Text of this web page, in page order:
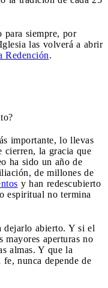
para siempre, por
las volverá a abrir
Redención.
importante, lo llevas
cierren, la gracia que
ha sido un año de
de millones de
y han redescubierto
espiritual no termina
dejarlo abierto. Y si el
mayores aperturas no
almas. Y que la
fe, nunca depende de